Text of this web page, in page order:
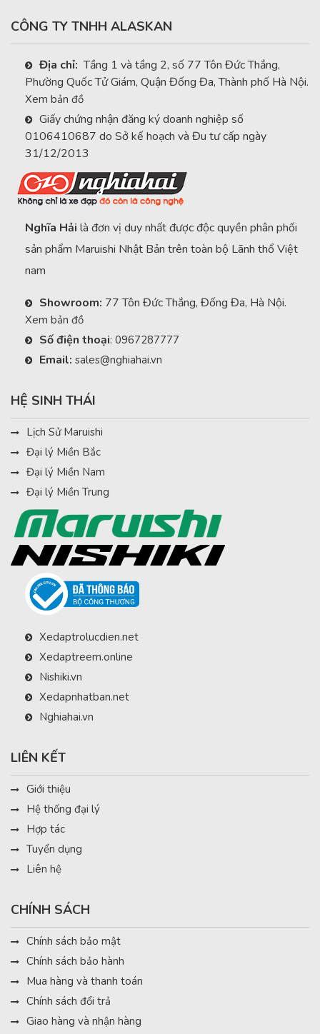
CÔNG TY TNHH ALASKAN
Địa chỉ: Tầng 1 và tầng 2, số 77 Tôn Đức Thắng,
Phường Quốc Tử Giám, Quận Đống Đa, Thành phố Hà Nội.
Xem bản đồ
Giấy chứng nhận đăng ký doanh nghiệp số
0106410687 do Sở kế hoạch và Đu tư cấp ngày
31/12/2013
Nghĩa Hải là đơn vị duy nhất được độc quyền phân phối
sản phẩm Maruishi Nhật Bản trên toàn bộ Lãnh thổ Việt
nam
Showroom: 77 Tôn Đức Thắng, Đống Đa, Hà Nội.
Xem bản đồ
Số điện thoại: 0967287777
Email: sales@nghiahai.vn
HỆ SINH THÁI
Lịch Sử Maruishi
Đại lý Miền Bắc
Đại lý Miền Nam
Đại lý Miền Trung
Xedaptrolucdien.net
Xedaptreem.online
Nishiki.vn
Xedapnhatban.net
Nghiahai.vn
LIÊN KẾT
Giới thiệu
Hệ thống đại lý
Hợp tác
Tuyển dụng
Liên hệ
CHÍNH SÁCH
Chính sách bảo mật
Chính sách bảo hành
Mua hàng và thanh toán
Chính sách đổi trả
Giao hàng và nhận hàng